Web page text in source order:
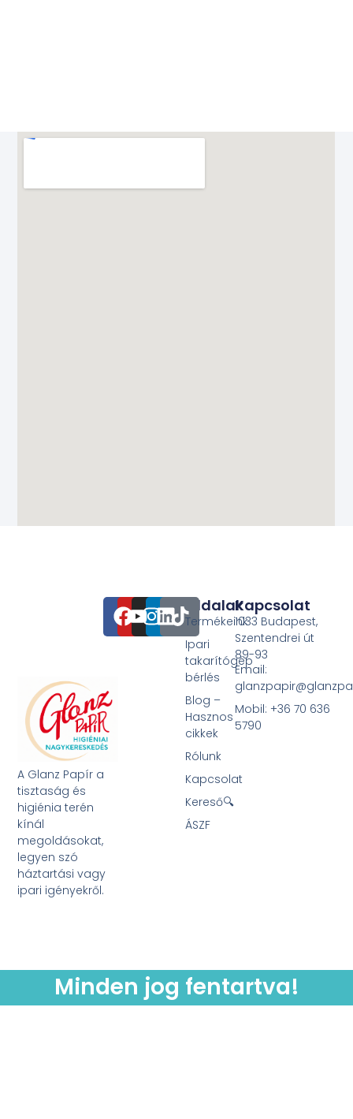
A Glanz Papír a
tisztaság és
higiénia terén
kínál
megoldásokat,
legyen szó
háztartási vagy
ipari igényekről.
Oldalak
Termékeink
Ipari
takarítógép
bérlés
Blog –
Hasznos
cikkek
Rólunk
Kapcsolat
Kereső🔍
ÁSZF
Kapcsolat
1033 Budapest,
Szentendrei út
89-93
Email:
Mobil: +36 70 636
5790
Minden jog fentartva!